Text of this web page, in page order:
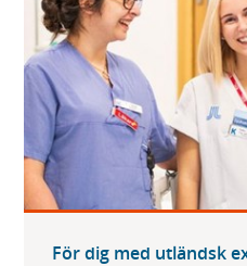
För dig med utländsk